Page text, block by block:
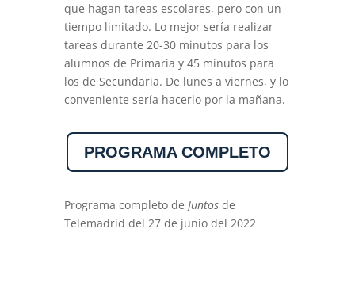
que hagan tareas escolares, pero con un
tiempo limitado. Lo mejor sería realizar
tareas durante 20-30 minutos para los
alumnos de Primaria y 45 minutos para
los de Secundaria. De lunes a viernes, y lo
conveniente sería hacerlo por la mañana.
PROGRAMA COMPLETO
Programa completo de Juntosde
Telemadrid del 27 de junio del 2022